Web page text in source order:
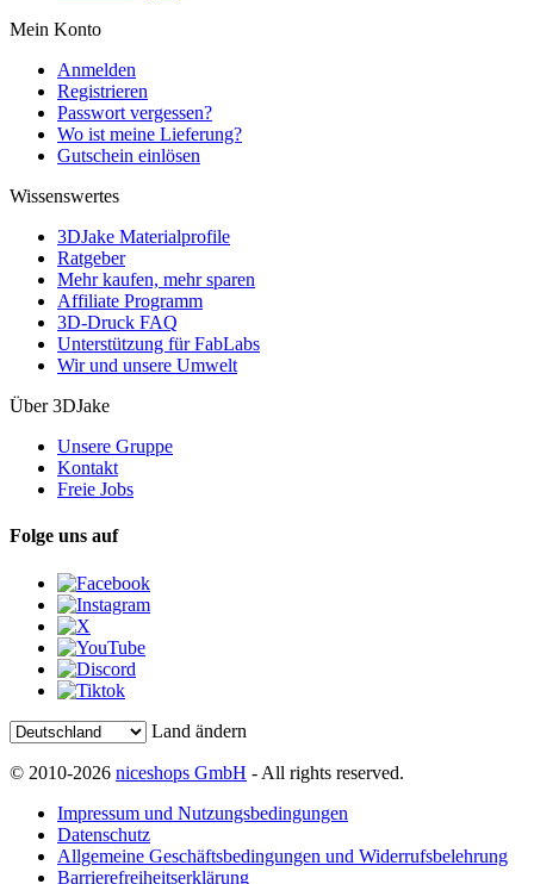
Mein Konto
Anmelden
Registrieren
Passwort vergessen?
Wo ist meine Lieferung?
Gutschein einlösen
Wissenswertes
3DJake Materialprofile
Ratgeber
Mehr kaufen, mehr sparen
Affiliate Programm
3D-Druck FAQ
Unterstützung für FabLabs
Wir und unsere Umwelt
Über 3DJake
Unsere Gruppe
Kontakt
Freie Jobs
Folge uns auf
Land ändern
© 2010-2026 niceshops GmbH - All rights reserved.
Impressum und Nutzungsbedingungen
Datenschutz
Allgemeine Geschäftsbedingungen und Widerrufsbelehrung
Barrierefreiheitserklärung